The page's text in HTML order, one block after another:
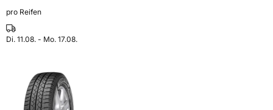
pro Reifen
Di. 11.08. - Mo. 17.08.